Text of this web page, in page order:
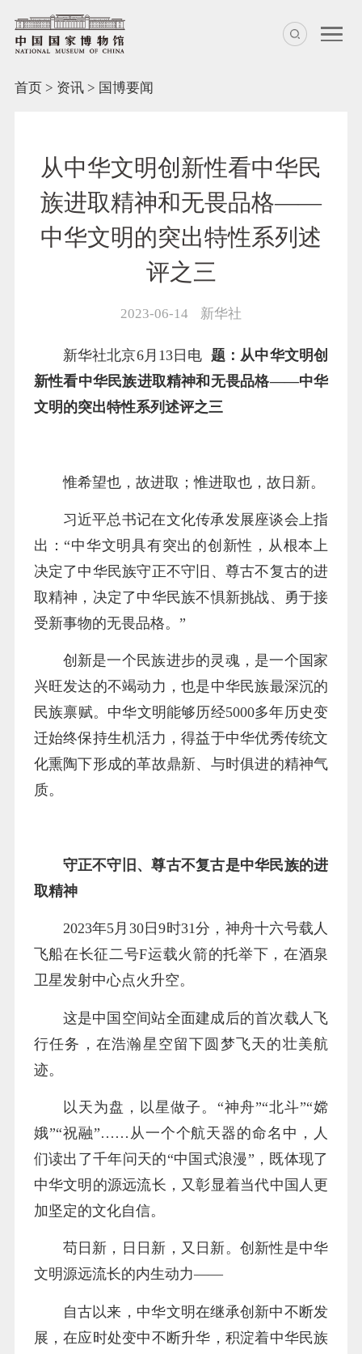
首页> 资讯> 国博要闻
从中华文明创新性看中华民
族进取精神和无畏品格——
中华文明的突出特性系列述
评之三
2023-06-14 新华社
新华社北京6月13日电 题：从中华文明创
新性看中华民族进取精神和无畏品格——中华
文明的突出特性系列述评之三
惟希望也，故进取；惟进取也，故日新。
习近平总书记在文化传承发展座谈会上指
出：“中华文明具有突出的创新性，从根本上
决定了中华民族守正不守旧、尊古不复古的进
取精神，决定了中华民族不惧新挑战、勇于接
受新事物的无畏品格。”
创新是一个民族进步的灵魂，是一个国家
兴旺发达的不竭动力，也是中华民族最深沉的
民族禀赋。中华文明能够历经5000多年历史变
迁始终保持生机活力，得益于中华优秀传统文
化熏陶下形成的革故鼎新、与时俱进的精神气
质。
守正不守旧、尊古不复古是中华民族的进
取精神
2023年5月30日9时31分，神舟十六号载人
飞船在长征二号F运载火箭的托举下，在酒泉
卫星发射中心点火升空。
这是中国空间站全面建成后的首次载人飞
行任务，在浩瀚星空留下圆梦飞天的壮美航
迹。
以天为盘，以星做子。“神舟”“北斗”“嫦
娥”“祝融”……从一个个航天器的命名中，人
们读出了千年问天的“中国式浪漫”，既体现了
中华文明的源远流长，又彰显着当代中国人更
加坚定的文化自信。
苟日新，日日新，又日新。创新性是中华
文明源远流长的内生动力——
自古以来，中华文明在继承创新中不断发
展，在应时处变中不断升华，积淀着中华民族